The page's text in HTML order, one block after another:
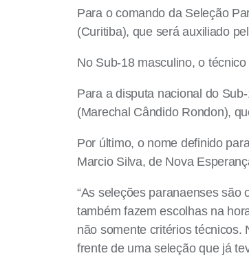
Para o comando da Seleção
(Curitiba), que será auxiliado
No Sub-18 masculino, o
Para a disputa nacional do
(Marechal Cândido Rondon),
Por último, o nome definido
Marcio Silva, de Nova
“As seleções paranaenses são
também fazem escolhas na
não somente critérios técnicos.
frente de uma seleção que já